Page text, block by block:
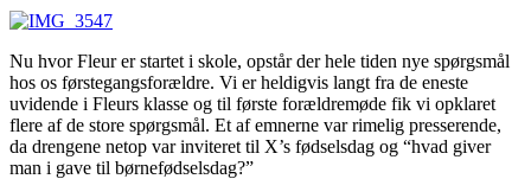
Nu hvor Fleur er startet i skole, opstår der hele tiden nye spørgsmål
hos os førstegangsforældre. Vi er heldigvis langt fra de eneste
uvidende i Fleurs klasse og til første forældremøde fik vi opklaret
flere af de store spørgsmål. Et af emnerne var rimelig presserende,
da drengene netop var inviteret til X’s fødselsdag og “hvad giver
man i gave til børnefødselsdag?”